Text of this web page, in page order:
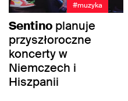
#muzyka
Sentino planuje
przyszłoroczne
koncerty w
Niemczech i
Hiszpanii